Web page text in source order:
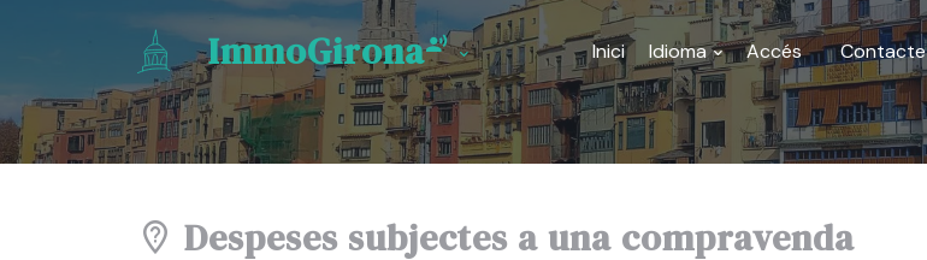
ImmoGirona Inici Idioma Accés Contacte
Despeses subjectes a una compravenda